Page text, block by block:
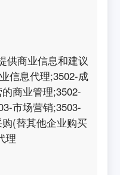
供商业信息和建议
信息代理;3502-成
商业管理;3502-
市场营销;3503-
(替其他企业购买
理